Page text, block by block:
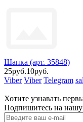
Шапка (арт. 35848)
25руб.10руб.
Viber Viber Telegram
Хотите узнавать
Подпишитесь на нашу